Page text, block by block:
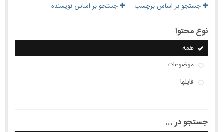
جستجو بر اساس برچسب جستجو بر اساس نویسنده
نوع محتوا
همه
موضوعات
فایلها
جستجو در ...